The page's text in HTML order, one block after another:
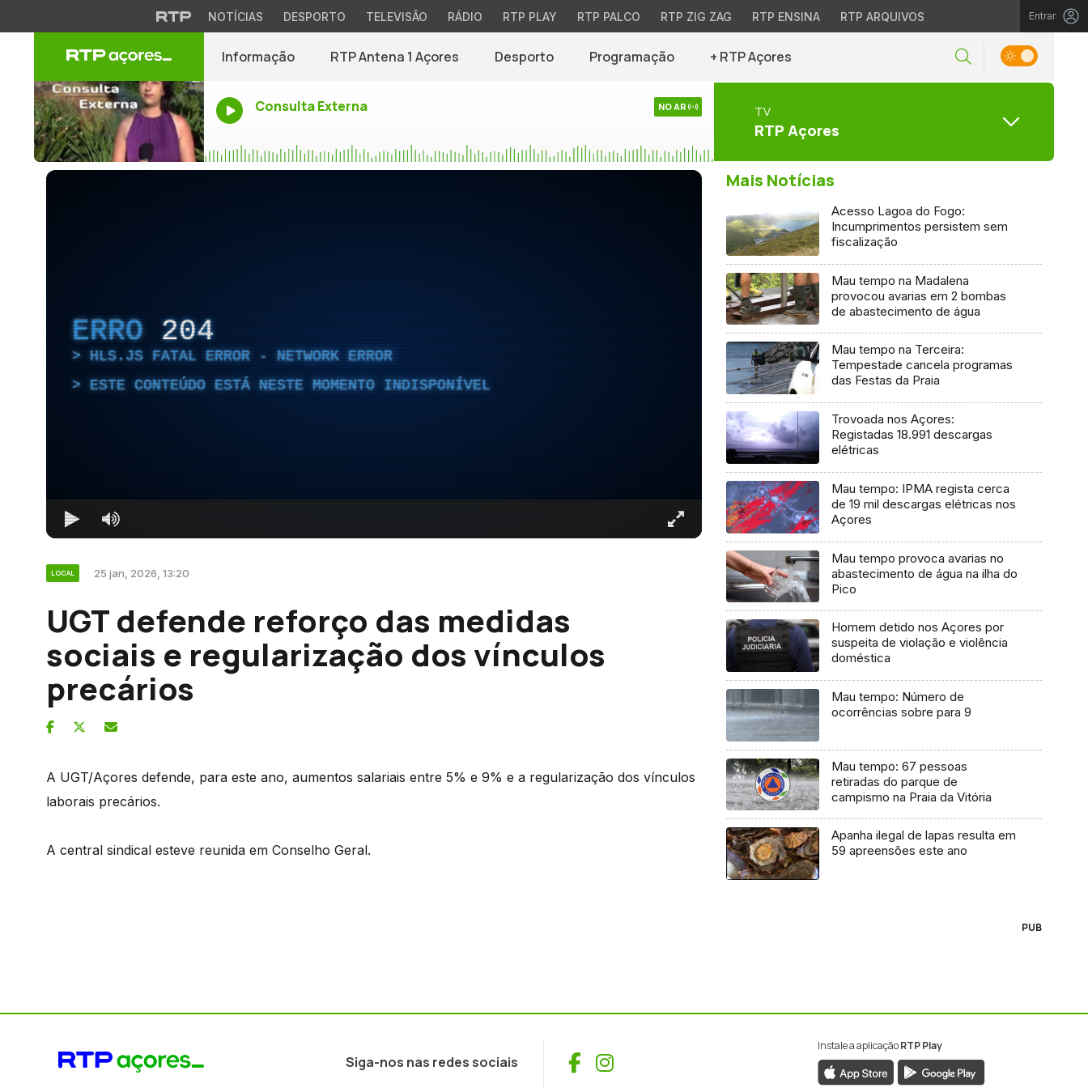
NOTÍCIAS DESPORTO TELEVISÃO RÁDIO RTP PLAY RTP PALCO RTP ZIG ZAG RTP ENSINA RTP ARQUIVOS Entrar
Informação RTP Antena 1 Açores Desporto Programação + RTP Açores
Consulta Externa NO AR TV
RTP Açores
ERRO 204
HLS.JS FATAL ERROR - NETWORK ERROR
ESTE CONTEÚDO ESTÁ NESTE MOMENTO INDISPONÍVEL
LOCAL 25 jan, 2026, 13:20
UGT defende reforço das medidas
sociais e regularização dos vínculos
precários
A UGT/Açores defende, para este ano, aumentos salariais entre 5% e 9% e a regularização dos vínculos
laborais precários.
A central sindical esteve reunida em Conselho Geral.
Mais Notícias
Acesso Lagoa do Fogo:
Incumprimentos persistem sem
fiscalização
Mau tempo na Madalena
provocou avarias em 2 bombas
de abastecimento de água
Mau tempo na Terceira:
Tempestade cancela programas
das Festas da Praia
Trovoada nos Açores:
Registadas 18.991 descargas
elétricas
Mau tempo: IPMA regista cerca
de 19 mil descargas elétricas nos
Açores
Mau tempo provoca avarias no
abastecimento de água na ilha do
Pico
Homem detido nos Açores por
suspeita de violação e violência
doméstica
Mau tempo: Número de
ocorrências sobre para 9
Mau tempo: 67 pessoas
retiradas do parque de
campismo na Praia da Vitória
Apanha ilegal de lapas resulta em
59 apreensões este ano
PUB
Siga-nos nas redes sociais Facebook
Instagram
Instale a aplicaçãoRTP Play